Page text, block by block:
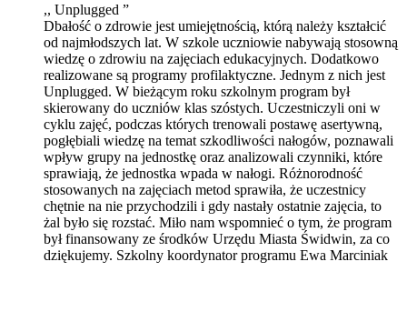
,, Unplugged ”
Dbałość o zdrowie jest umiejętnością, którą należy kształcić
od najmłodszych lat. W szkole uczniowie nabywają stosowną
wiedzę o zdrowiu na zajęciach edukacyjnych. Dodatkowo
realizowane są programy profilaktyczne. Jednym z nich jest
Unplugged. W bieżącym roku szkolnym program był
skierowany do uczniów klas szóstych. Uczestniczyli oni w
cyklu zajęć, podczas których trenowali postawę asertywną,
pogłębiali wiedzę na temat szkodliwości nałogów, poznawali
wpływ grupy na jednostkę oraz analizowali czynniki, które
sprawiają, że jednostka wpada w nałogi. Różnorodność
stosowanych na zajęciach metod sprawiła, że uczestnicy
chętnie na nie przychodzili i gdy nastały ostatnie zajęcia, to
żal było się rozstać. Miło nam wspomnieć o tym, że program
był finansowany ze środków Urzędu Miasta Świdwin, za co
dziękujemy. Szkolny koordynator programu Ewa Marciniak